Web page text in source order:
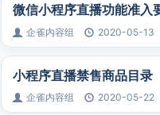
微信小程序直播功能准入
企雀内容组 2020-05-13
小程序直播禁售商品目录
企雀内容组 2020-05-22